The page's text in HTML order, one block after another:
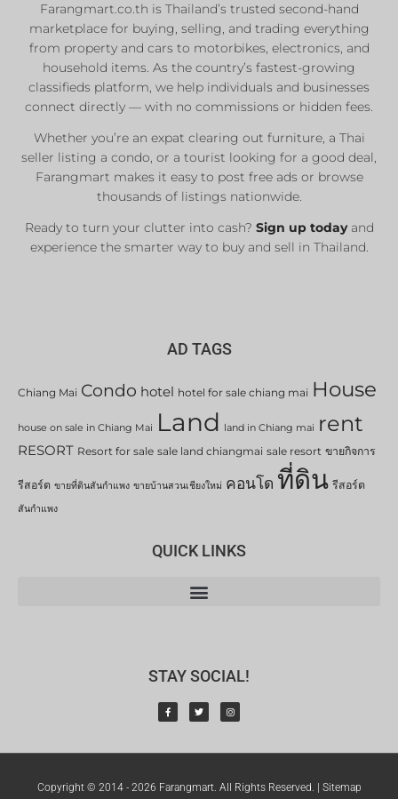
Farangmart.co.th is Thailand’s trusted second-hand
marketplace for buying, selling, and trading everything
from property and cars to motorbikes, electronics, and
household items. As the country’s fastest-growing
classifieds platform, we help individuals and businesses
connect directly — with no commissions or hidden fees.
Whether you’re an expat clearing out furniture, a Thai
seller listing a condo, or a tourist looking for a good deal,
Farangmart makes it easy to post free ads or browse
thousands of listings nationwide.
Ready to turn your clutter into cash? Sign up todayand
experience the smarter way to buy and sell in Thailand.
AD TAGS
Chiang Mai Condo hotel hotel for sale chiang mai House
house on sale in Chiang Mai Land land in Chiang mai rent
RESORT Resort for sale sale land chiangmai sale resort ขายกิจการ
รีสอร์ต ขายที่ดินสันกำแพง ขายบ้านสวนเชียงใหม่ คอนโด ที่ดิน รีสอร์ต
สันกำแพง
QUICK LINKS
STAY SOCIAL!
Copyright © 2014 - 2026 Farangmart. All Rights Reserved. | Sitemap